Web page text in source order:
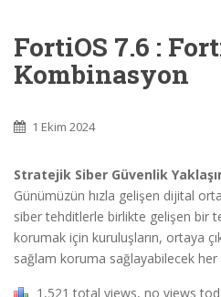
FortiOS 7.6 :
Kombinasyon
1 Ekim 2024
Stratejik Siber Güvenlik
Günümüzün hızla gelişen dijital
siber tehditlerle birlikte gelişen bir
korumak için kuruluşların, ortaya
sağlam koruma sağlayabilecek her
1,521 total views, no views